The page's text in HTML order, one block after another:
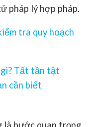
pháp lý hợp pháp.
tra quy hoạch
Tất tần tật
cần biết
là bước quan trọng,